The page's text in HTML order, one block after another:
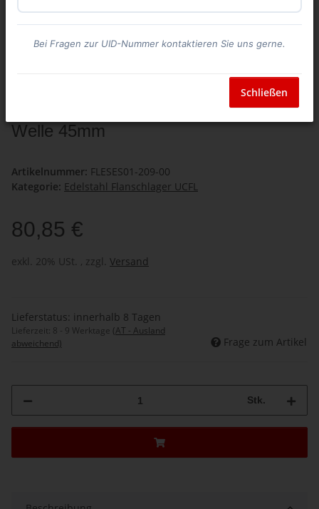
Edelstahl Flanschlager UCFL 209 für
Welle 45mm
Artikelnummer: FLESES01-209-00
Kategorie: Edelstahl Flanschlager UCFL
80,85 €
exkl. 20% USt. , zzgl. Versand
Lieferstatus: innerhalb 8 Tagen
Lieferzeit: 8 - 9 Werktage (AT - Ausland
abweichend)
Frage zum Artikel
Stk.
Bei Fragen zur UID-Nummer kontaktieren Sie uns gerne.
Schließen